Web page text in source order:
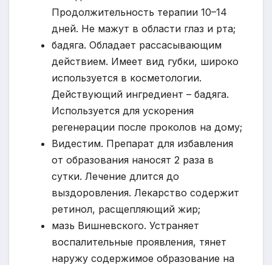
Продолжительность терапии 10–14
дней. Не мажут в области глаз и рта;
бадяга. Обладает рассасывающим
действием. Имеет вид губки, широко
используется в косметологии.
Действующий ингредиент – бадяга.
Используется для ускорения
регенерации после проколов на дому;
Видестим. Препарат для избавления
от образования наносят 2 раза в
сутки. Лечение длится до
выздоровления. Лекарство содержит
ретинол, расщепляющий жир;
мазь Вишневского. Устраняет
воспалительные проявления, тянет
наружу содержимое образование на